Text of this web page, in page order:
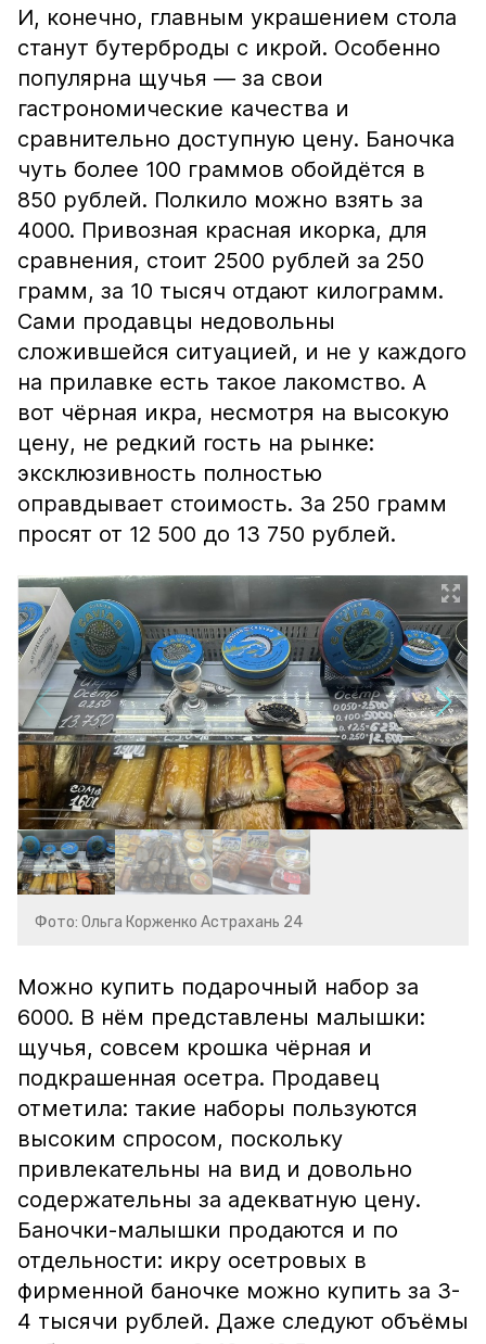
И, конечно, главным украшением стола
станут бутерброды с икрой. Особенно
популярна щучья — за свои
гастрономические качества и
сравнительно доступную цену. Баночка
чуть более 100 граммов обойдётся в
850 рублей. Полкило можно взять за
4000. Привозная красная икорка, для
сравнения, стоит 2500 рублей за 250
грамм, за 10 тысяч отдают килограмм.
Сами продавцы недовольны
сложившейся ситуацией, и не у каждого
на прилавке есть такое лакомство. А
вот чёрная икра, несмотря на высокую
цену, не редкий гость на рынке:
эксклюзивность полностью
оправдывает стоимость. За 250 грамм
просят от 12 500 до 13 750 рублей.
Фото: Ольга Корженко Астрахань 24
Можно купить подарочный набор за
6000. В нём представлены малышки:
щучья, совсем крошка чёрная и
подкрашенная осетра. Продавец
отметила: такие наборы пользуются
высоким спросом, поскольку
привлекательны на вид и довольно
содержательны за адекватную цену.
Баночки-малышки продаются и по
отдельности: икру осетровых в
фирменной баночке можно купить за 3-
4 тысячи рублей. Даже следуют объёмы